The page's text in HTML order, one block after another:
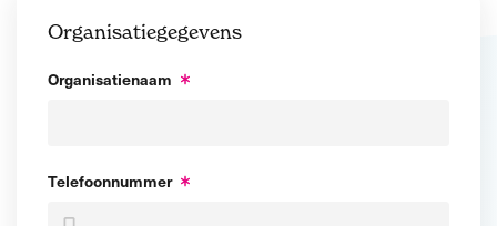
Organisatiegegevens
Organisatienaam
Telefoonnummer